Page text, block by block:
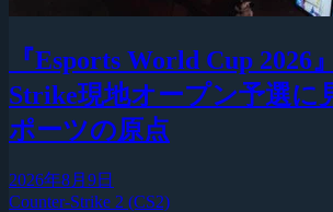
『Esports World Cup 2026
Strike現地オープン予選に
ポーツの原点
2026年8月9日
Counter-Strike 2 (CS2)